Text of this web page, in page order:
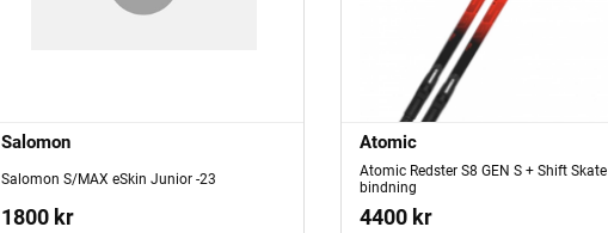
Salomon
Salomon S/MAX eSkin Junior -23
1800 kr
Atomic
Atomic Redster S8 GEN S + Shift Skate
bindning
4400 kr